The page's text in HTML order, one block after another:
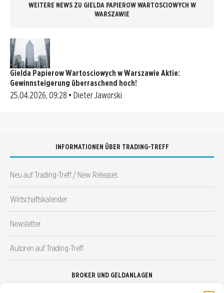
WEITERE NEWS ZU GIELDA PAPIEROW WARTOSCIOWYCH W
WARSZAWIE
Gielda Papierow Wartosciowych w Warszawie Aktie:
Gewinnsteigerung überraschend hoch!
25.04.2026, 09:28 • Dieter Jaworski
INFORMATIONEN ÜBER TRADING-TREFF
Neu auf Trading-Treff / New Releases
Wirtschaftskalender
Newsletter
Autoren auf Trading-Treff
BROKER UND GELDANLAGEN